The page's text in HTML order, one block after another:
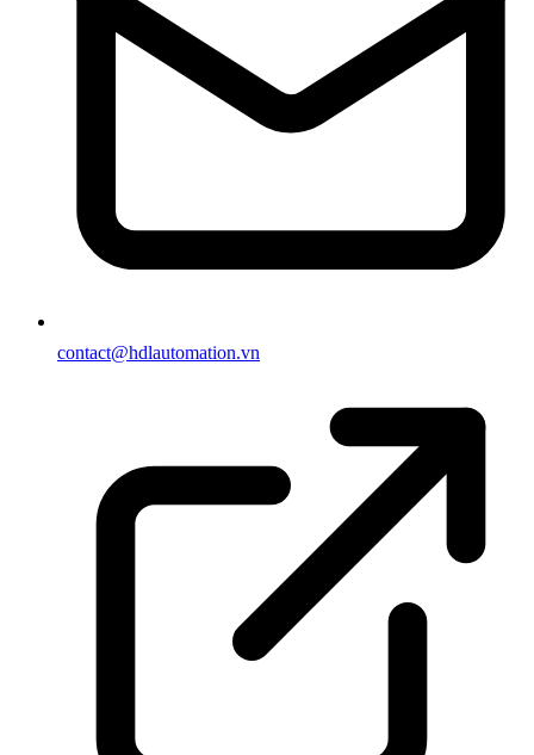
contact@hdlautomation.vn